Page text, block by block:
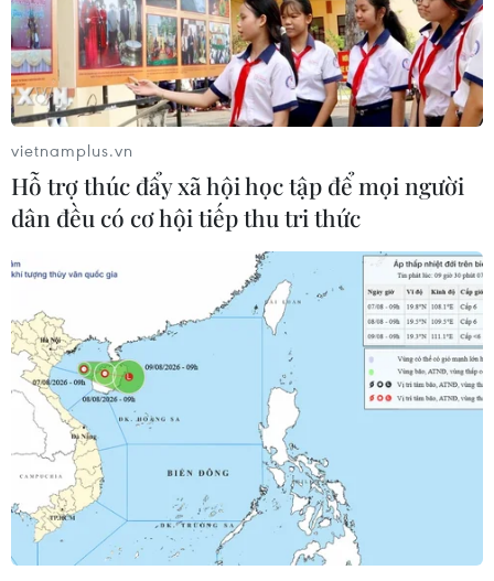
TIN CÙNG CHUYÊN MỤC
Thủ tướng Thái Lan chỉ đạo khẩn sau
vụ xả súng tại trường học
07/08/2026 06:37
Thái Lan: Xả súng gây thương vong
tại trường học ở Nonthaburi
07/08/2026 05:12
vietnamplus.vn
Hỗ trợ thúc đẩy xã hội học tập để mọi người
dân đều có cơ hội tiếp thu tri thức